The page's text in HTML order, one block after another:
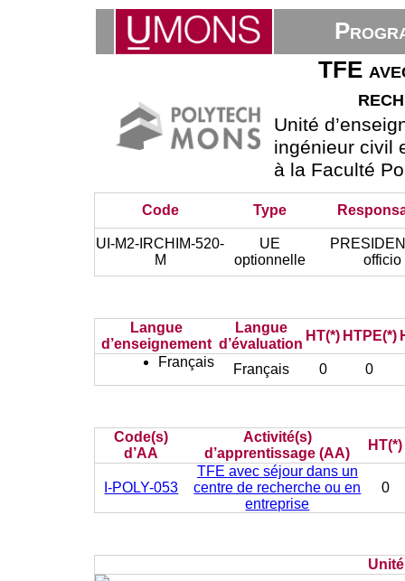
TFE
Unité
ingénieur civil
à la Faculté
Code Type
UI-M2-IRCHIM-520-
M
UE
optionnelle
officio
Langue
d’enseignement
Langue
d’évaluation
HT(*) HTPE(*)
Français
Français 0 0
Code(s)
d’AA
Activité(s)
d’apprentissage (AA)
HT(*)
I-POLY-053
TFE avec séjour dans un
centre de recherche ou en
entreprise
0